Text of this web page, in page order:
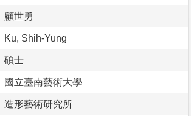
顧世勇
Ku, Shih-Yung
碩士
國立臺南藝術大學
造形藝術研究所